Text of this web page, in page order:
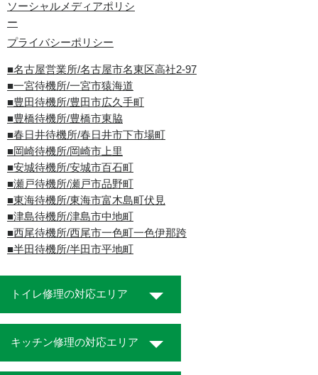
ソーシャルメディアポリシ
ー
プライバシーポリシー
■名古屋営業所/名古屋市名東区高社2-97
■一宮待機所/一宮市猿海道
■豊田待機所/豊田市広久手町
■豊橋待機所/豊橋市東脇
■春日井待機所/春日井市下市場町
■岡崎待機所/岡崎市上里
■安城待機所/安城市百石町
■瀬戸待機所/瀬戸市品野町
■東海待機所/東海市富木島町伏見
■津島待機所/津島市中地町
■西尾待機所/西尾市一色町一色伊那跨
■半田待機所/半田市平地町
トイレ修理の対応エリア
キッチン修理の対応エリア